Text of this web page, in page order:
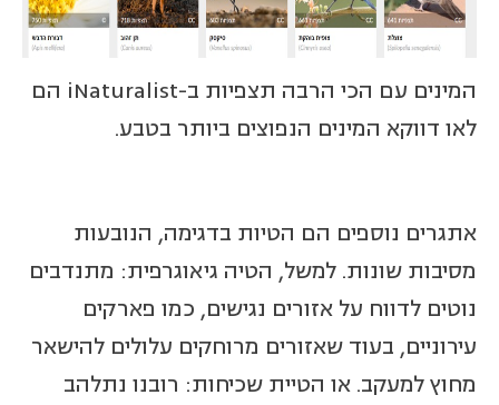
המינים עם הכי הרבה תצפיות ב-iNaturalist הם
לאו דווקא המינים הנפוצים ביותר בטבע.
אתגרים נוספים הם הטיות בדגימה, הנובעות
מסיבות שונות. למשל, הטיה גיאוגרפית: מתנדבים
נוטים לדווח על אזורים נגישים, כמו פארקים
עירוניים, בעוד שאזורים מרוחקים עלולים להישאר
מחוץ למעקב. או הטיית שכיחות: רובנו נתלהב